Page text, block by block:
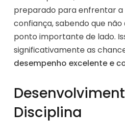
preparado para enfrentar
confiança, sabendo que não
ponto importante de lado.
significativamente as
desempenho excelente e
Disciplina